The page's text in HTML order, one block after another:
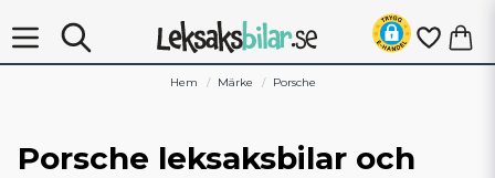
Hem Märke Porsche
Porsche leksaksbilar och